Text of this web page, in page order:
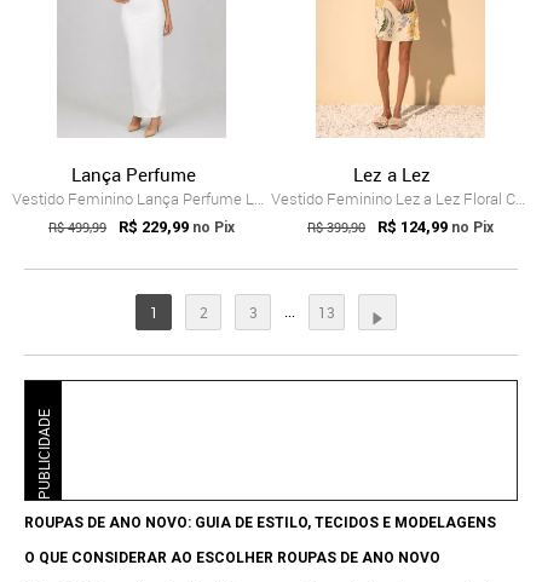
Lança Perfume
Vestido Feminino Lança Perfume Longo Alç...
R$ 499,99 R$ 229,99 no Pix
Lez a Lez
Vestido Feminino Lez a Lez Floral Curto Branco
R$ 399,90 R$ 124,99 no Pix
1 2 3 13
PUBLICIDADE
ROUPAS DE ANO NOVO: GUIA DE ESTILO, TECIDOS E MODELAGENS
O QUE CONSIDERAR AO ESCOLHER ROUPAS DE ANO NOVO